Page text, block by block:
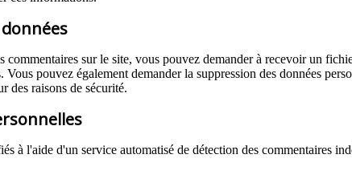
sur le site, vous pouvez demander à recevoir un
pouvez également demander la suppression des données
des raisons de sécurité.
à l'aide d'un service automatisé de détection des commentaires